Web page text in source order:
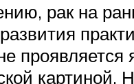
рак на
проявляется
картиной.